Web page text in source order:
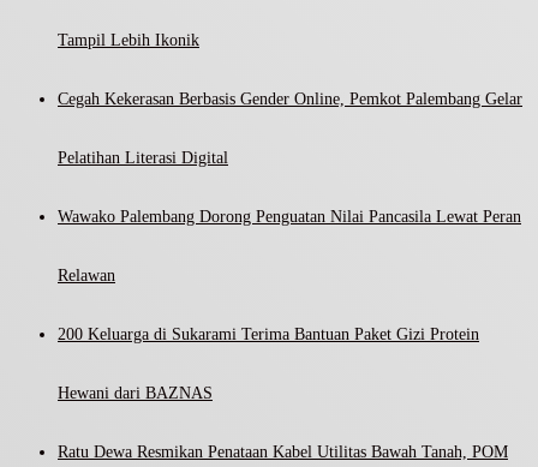
Tampil Lebih Ikonik
Cegah Kekerasan Berbasis Gender Online, Pemkot Palembang Gelar
Pelatihan Literasi Digital
Wawako Palembang Dorong Penguatan Nilai Pancasila Lewat Peran
Relawan
200 Keluarga di Sukarami Terima Bantuan Paket Gizi Protein
Hewani dari BAZNAS
Ratu Dewa Resmikan Penataan Kabel Utilitas Bawah Tanah, POM